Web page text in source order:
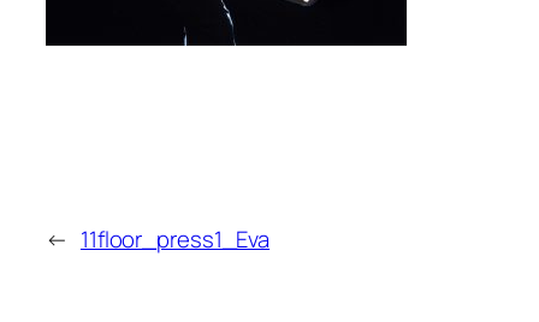
← 11floor_press1_Eva